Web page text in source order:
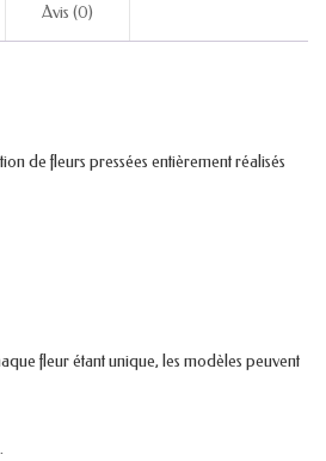
Avis (0)
de fleurs pressées entièrement réalisés
fleur étant unique, les modèles peuvent